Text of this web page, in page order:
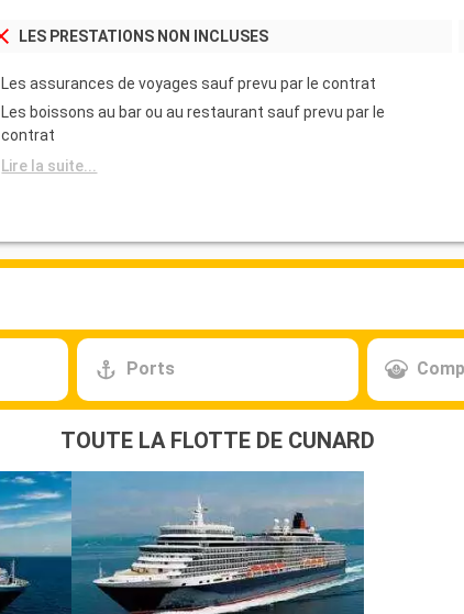
LES PRESTATIONS NON INCLUSES
Les assurances de voyages sauf prevu par le contrat
Les boissons au bar ou au restaurant sauf prevu par le
contrat
Lire la suite...
Ports
TOUTE LA FLOTTE DE CUNARD